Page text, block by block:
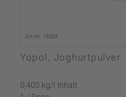
Art-Nr. 19204
Yopol, Joghurtpulver
0,400 kg/l Inhalt